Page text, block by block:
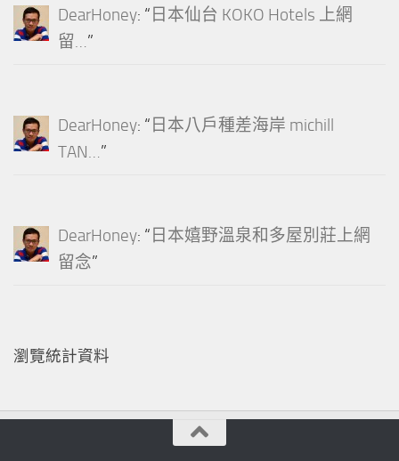
DearHoney: “ 日本仙台 KOKO Hotels 上網
留…”
DearHoney: “ 日本八戶種差海岸 michill
TAN…”
DearHoney: “ 日本嬉野溫泉和多屋別莊上網
留念”
瀏覽統計資料